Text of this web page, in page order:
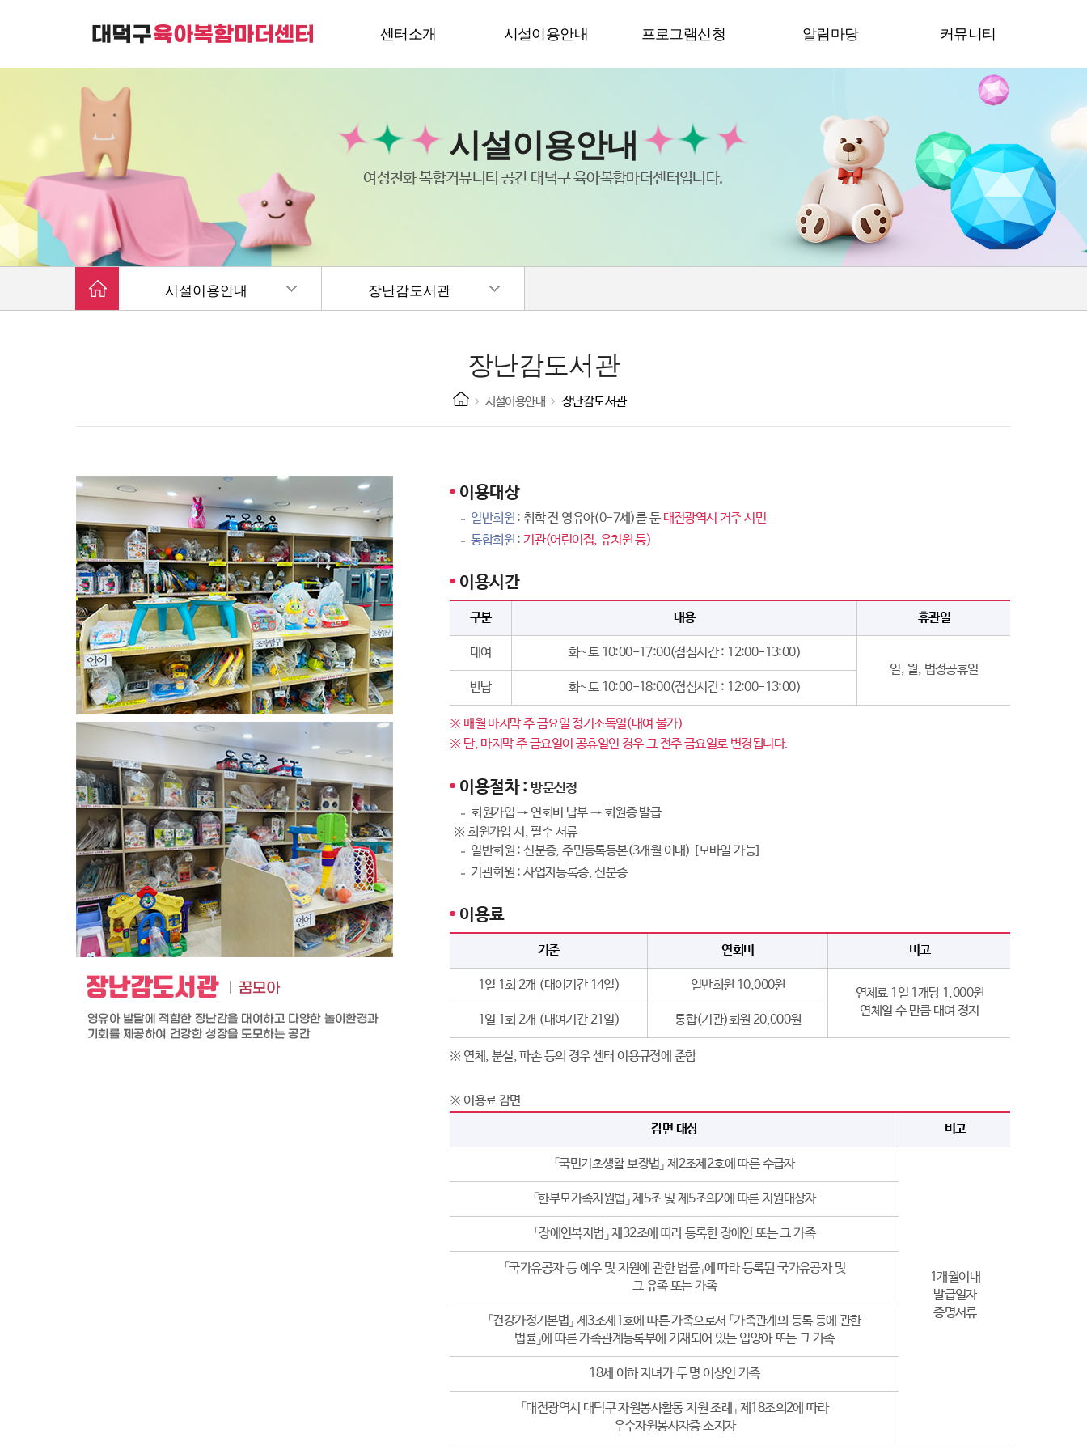
센터소개
대덕구육아복합마더센터는
가족친화 복합커뮤니티 공간입니다.
시설이용안내 프로그램신청 알림마당 커뮤니티
시설이용안내
여성친화 복합커뮤니티 공간 대덕구 육아복합마더센터입니다.
시설이용안내 장난감도서관
장난감도서관
시설이용안내 장난감도서관
이용대상
일반회원 : 취학 전 영유아(0-7세)를 둔 대전광역시 거주 시민
통합회원 : 기관(어린이집, 유치원 등)
이용시간
구분 내용 휴관일
대여
화~토 10:00-17:00(점심시간 : 12:00-13:00)
일, 월, 법정공휴일
반납
화~토 10:00-18:00(점심시간 : 12:00-13:00)
※ 매월 마지막 주 금요일 정기소독일(대여 불가)
※ 단, 마지막 주 금요일이 공휴일인 경우 그 전주 금요일로 변경됩니다.
이용절차 : 방문신청
회원가입 → 연회비 납부 → 회원증 발급
※ 회원가입 시, 필수 서류
일반회원 : 신분증, 주민등록등본(3개월 이내) [모바일 가능]
기관회원 : 사업자등록증, 신분증
이용료
기준 연회비 비고
1일 1회 2개 (대여기간 14일) 일반회원 10,000원
연체료 1일 1개당 1,000원
연체일 수 만큼 대여 정지
1일 1회 2개 (대여기간 21일) 통합(기관)회원 20,000원
※ 연체, 분실, 파손 등의 경우 센터 이용규정에 준함
※ 이용료 감면
감면 대상
비고
「국민기초생활 보장법」 제2조제2호에 따른 수급자
1개월이내
발급일자
증명서류
「한부모가족지원법」 제5조 및 제5조의2에 따른 지원대상자
「장애인복지법」 제32조에 따라 등록한 장애인 또는 그 가족
「국가유공자 등 예우 및 지원에 관한 법률」에 따라 등록된 국가유공자 및
그 유족 또는 가족
「건강가정기본법」 제3조제1호에 따른 가족으로서 「가족관계의 등록 등에 관한
법률」에 따른 가족관계등록부에 기재되어 있는 입양아 또는 그 가족
18세 이하 자녀가 두 명 이상인 가족
「대전광역시 대덕구 자원봉사활동 지원 조례」 제18조의2에 따라
우수자원봉사자증 소지자